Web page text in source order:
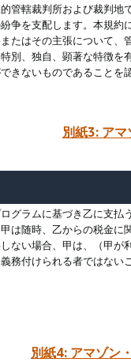
管轄裁判所および裁判
争を支配します。本規
たはその主張について
別、独自、顕著な特徴
きないものであることを
別紙3: ア
グラムに基づき乙に支
は随時、乙からの税金
ない場合、甲は、（甲
務付けられる者ではな
別紙4: アマゾン